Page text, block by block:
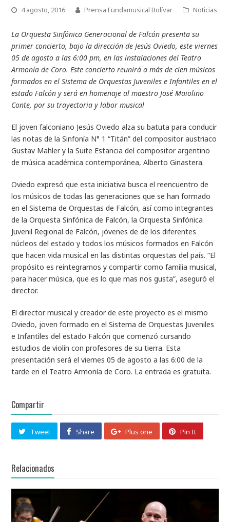
4 agosto, 2016 Prensa Fundamusical Bolívar Noticias
La Orquesta Sinfónica Generacional de Falcón presenta su
primer concierto, bajo la dirección de Jesús Oviedo, este viernes
05 de agosto a las 6:00 pm, en las instalaciones del Teatro
Armonía de Coro. Este concierto reunirá a más de cien músicos
formados en el Sistema de Orquestas Juveniles e Infantiles en el
estado Falcón y será en homenaje al maestro José Maiolino
Conte, por su trayectoria y labor musical
El joven falconiano Jesús Oviedo alza su batuta para conducir
las notas de la Sinfonía N° 1 “Titán” del compositor austriaco
Gustav Mahler y la Suite Estancia del compositor argentino
de música académica contemporánea, Alberto Ginastera.
Oviedo expresó que esta iniciativa busca el reencuentro de
los músicos de todas las generaciones que se han formado
en el Sistema de Orquestas de Falcón, así como integrantes
de la Orquesta Sinfónica de Falcón, la Orquesta Sinfónica
Juvenil Regional de Falcón, jóvenes de de los diferentes
núcleos del estado y todos los músicos formados en Falcón
que hacen vida musical en las distintas orquestas del país. “El
propósito es reintegrarnos y compartir como familia musical,
para hacer música, que es lo que mas nos gusta”, aseguró el
director.
El director musical y creador de este proyecto es el mismo
Oviedo, joven formado en el Sistema de Orquestas Juveniles
e Infantiles del estado Falcón que comenzó cursando
estudios de violín con profesores de su tierra. Esta
presentación será el viernes 05 de agosto a las 6:00 de la
tarde en el Teatro Armonía de Coro. La entrada es gratuita.
Compartir
Tweet Share Plus one Pin It
Relacionados